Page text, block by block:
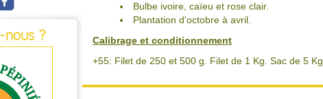
-nous ?
Bulbe ivoire, caïeu et rose clair.
Plantation d'octobre à avril.
Calibrage et conditionnement
+55: Filet de 250 et 500 g. Filet de 1 Kg. Sac de 5 Kg.